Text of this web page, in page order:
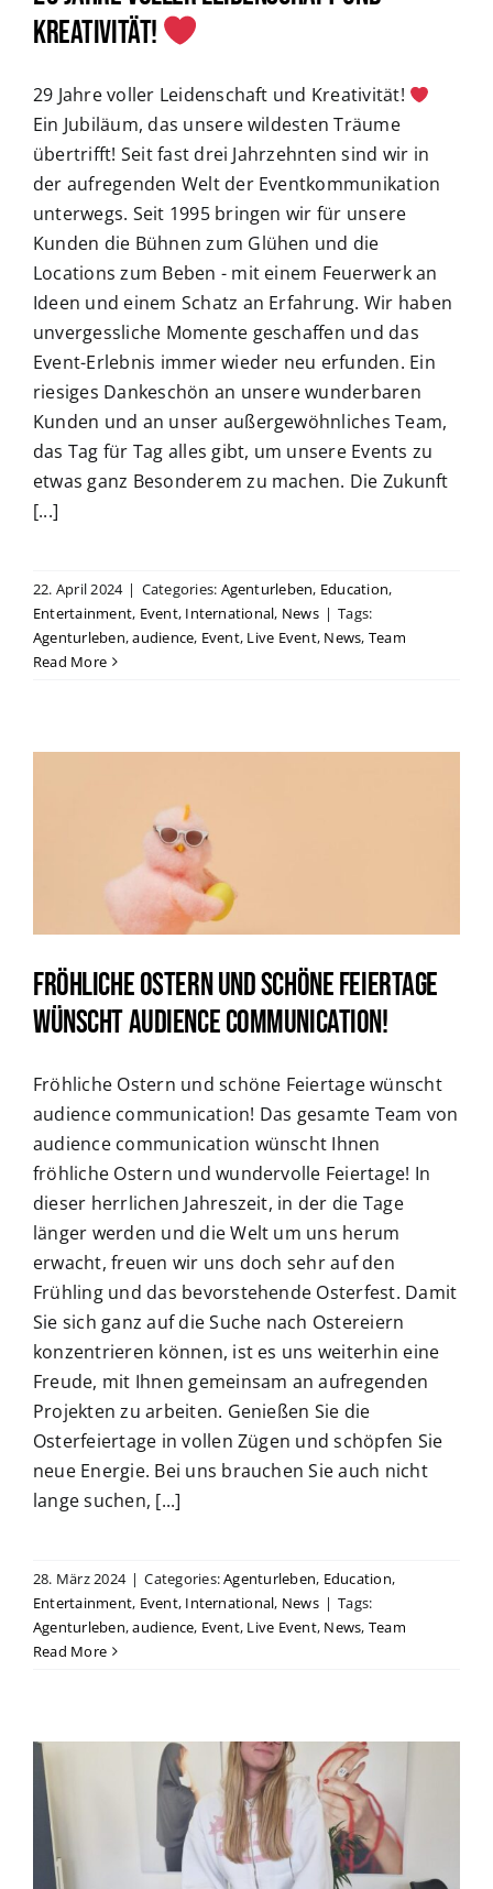
Kreativität!
29 Jahre voller Leidenschaft und Kreativität!
Ein Jubiläum, das unsere wildesten Träume
übertrifft! Seit fast drei Jahrzehnten sind wir in
der aufregenden Welt der Eventkommunikation
unterwegs. Seit 1995 bringen wir für unsere
Kunden die Bühnen zum Glühen und die
Locations zum Beben - mit einem Feuerwerk an
Ideen und einem Schatz an Erfahrung. Wir haben
unvergessliche Momente geschaffen und das
Event-Erlebnis immer wieder neu erfunden. Ein
riesiges Dankeschön an unsere wunderbaren
Kunden und an unser außergewöhnliches Team,
das Tag für Tag alles gibt, um unsere Events zu
etwas ganz Besonderem zu machen. Die Zukunft
[...]
22. April 2024 | Categories: Agenturleben, Education,
Entertainment, Event, International, News | Tags:
Agenturleben,audience, Event, Live Event, News, Team
Read More
Fröhliche Ostern und schöne Feiertage
wünscht audience communication!
Fröhliche Ostern und schöne Feiertage wünscht
audience communication! Das gesamte Team von
audience communication wünscht Ihnen
fröhliche Ostern und wundervolle Feiertage! In
dieser herrlichen Jahreszeit, in der die Tage
länger werden und die Welt um uns herum
erwacht, freuen wir uns doch sehr auf den
Frühling und das bevorstehende Osterfest. Damit
Sie sich ganz auf die Suche nach Ostereiern
konzentrieren können, ist es uns weiterhin eine
Freude, mit Ihnen gemeinsam an aufregenden
Projekten zu arbeiten. Genießen Sie die
Osterfeiertage in vollen Zügen und schöpfen Sie
neue Energie. Bei uns brauchen Sie auch nicht
lange suchen, [...]
28. März 2024 | Categories:Agenturleben, Education,
Entertainment, Event, International, News | Tags:
Agenturleben,audience, Event, Live Event, News, Team
Read More